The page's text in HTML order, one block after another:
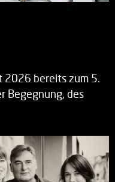
2026 bereits zum 5.
Begegnung, des